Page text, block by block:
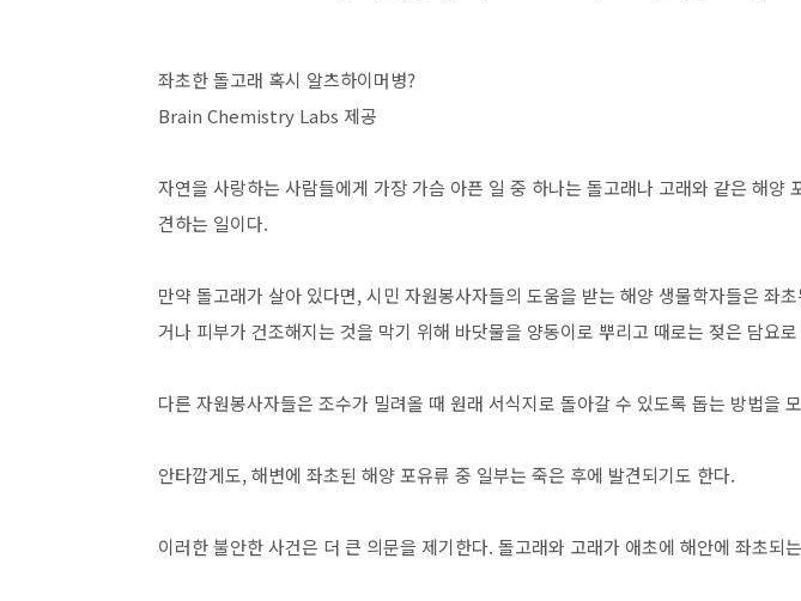
좌초한 돌고래 혹시 알츠하이머병?
Brain Chemistry Labs 제공
자연을 사랑하는 사람들에게 가장 가슴 아픈 일 중 하나는 돌고래나 고래와 같은 해양
견하는 일이다.
만약 돌고래가 살아 있다면, 시민 자원봉사자들의 도움을 받는 해양 생물학자들은 좌
거나 피부가 건조해지는 것을 막기 위해 바닷물을 양동이로 뿌리고 때로는 젖은 담요
다른 자원봉사자들은 조수가 밀려올 때 원래 서식지로 돌아갈 수 있도록 돕는 방법을
안타깝게도, 해변에 좌초된 해양 포유류 중 일부는 죽은 후에 발견되기도 한다.
이러한 불안한 사건은 더 큰 의문을 제기한다. 돌고래와 고래가 애초에 해안에 좌초되